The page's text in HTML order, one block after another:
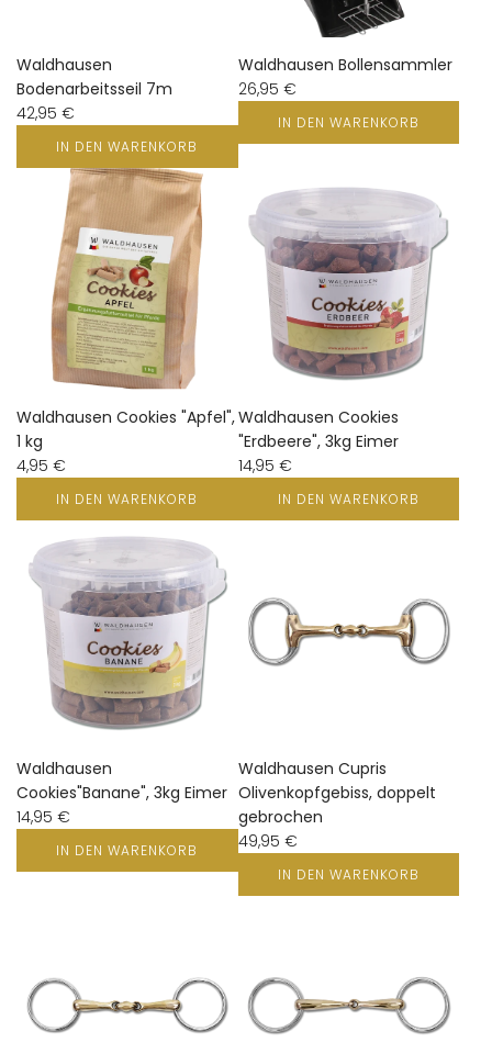
Waldhausen
Bodenarbeitsseil 7m
42,95 €
IN DEN WARENKORB
Waldhausen Bollensammler
26,95 €
IN DEN WARENKORB
Waldhausen Cookies "Apfel",
1 kg
4,95 €
IN DEN WARENKORB
Waldhausen Cookies
"Erdbeere", 3kg Eimer
14,95 €
IN DEN WARENKORB
Waldhausen
Cookies"Banane", 3kg Eimer
14,95 €
IN DEN WARENKORB
Waldhausen Cupris
Olivenkopfgebiss, doppelt
gebrochen
49,95 €
IN DEN WARENKORB